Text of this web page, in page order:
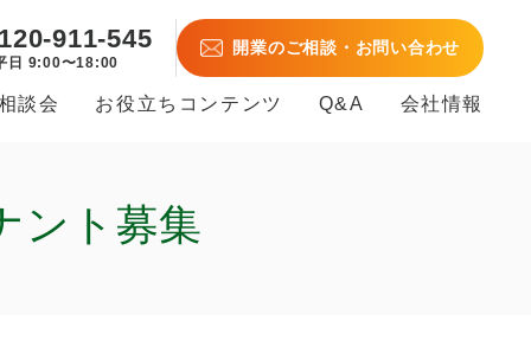
911-545
日 9:00〜18:00
開業のご相談・お問い合わせ
談会 お役立ちコンテンツ Q&A 会社情報
ント募集